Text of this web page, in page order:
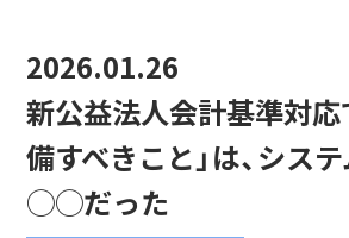
2026.01.26
新公益法人会計基準対応
備すべきこと」は、シス
◯◯だった